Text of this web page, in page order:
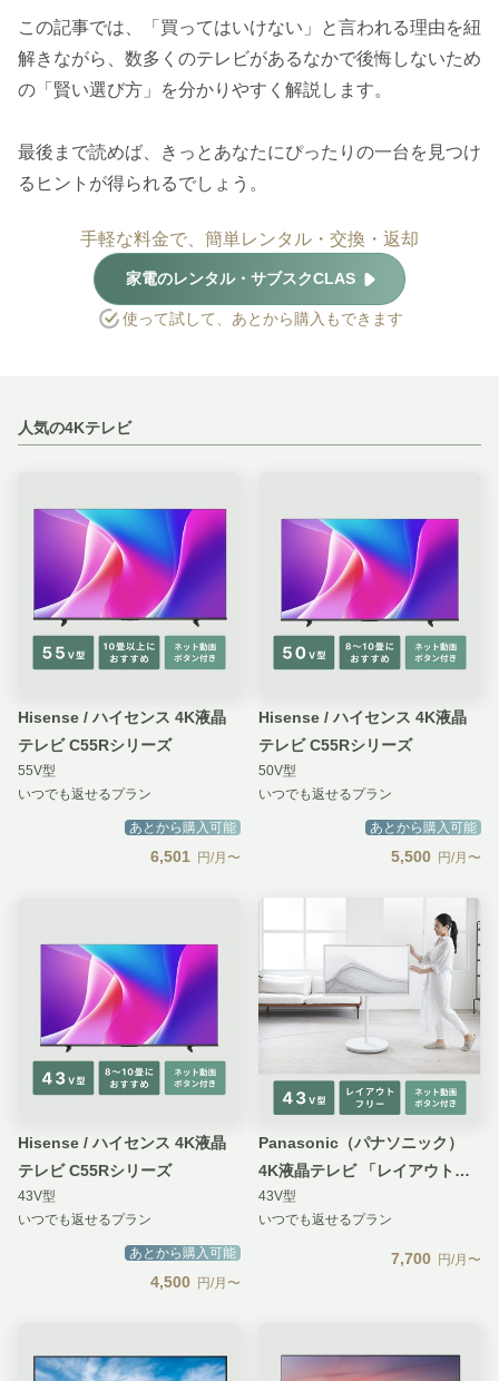
この記事では、「買ってはいけない」と言われる理由を紐
解きながら、数多くのテレビがあるなかで後悔しないため
の「賢い選び方」を分かりやすく解説します。
最後まで読めば、きっとあなたにぴったりの一台を見つけ
るヒントが得られるでしょう。
手軽な料金で、簡単レンタル・交換・返却
家電のレンタル・サブスクCLAS
使って試して、あとから購入もできます
人気の4Kテレビ
Hisense / ハイセンス 4K液晶
テレビ C55Rシリーズ
55V型
いつでも返せるプラン
あとから購入可能
6,501 円/月〜
Hisense / ハイセンス 4K液晶
テレビ C55Rシリーズ
50V型
いつでも返せるプラン
あとから購入可能
5,500 円/月〜
Hisense / ハイセンス 4K液晶
テレビ C55Rシリーズ
43V型
いつでも返せるプラン
あとから購入可能
4,500 円/月〜
Panasonic（パナソニック）
4K液晶テレビ 「レイアウトフ
リーテレビ」
43V型
いつでも返せるプラン
7,700 円/月〜